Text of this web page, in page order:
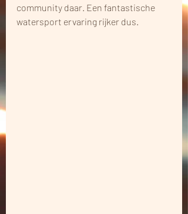
community daar. Een fantastische
watersport ervaring rijker dus.